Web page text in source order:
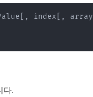
, index , array
다.